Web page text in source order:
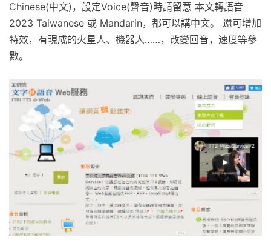
Chinese(中文)，設定Voice(聲音)時請留意 本文轉語音
2023 Taiwanese 或 Mandarin，都可以講中文。 還可增加
特效，有現成的火星人、機器人……，改變回音，速度等參
數。